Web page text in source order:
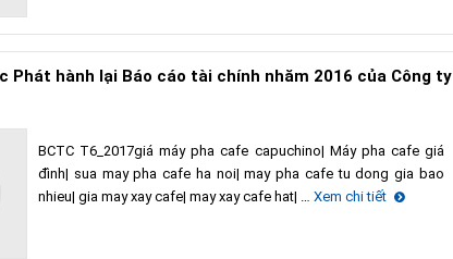
Phát hành lại Báo cáo tài chính nhăm 2016 của Công ty
BCTC T6_2017giá máy pha cafe capuchino| Máy pha cafe giá
đình| sua may pha cafe ha noi| may pha cafe tu dong gia bao
nhieu| gia may xay cafe| may xay cafe hat| … Xem chi tiết